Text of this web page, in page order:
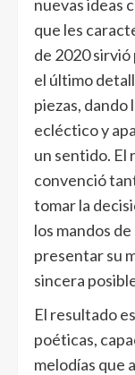
nuevas ideas
que les
de 2020
el último
piezas,
ecléctico y
un sentido. El
convenció
tomar la
los mandos
presentar su
sincera
El resultado
poéticas,
melodías que